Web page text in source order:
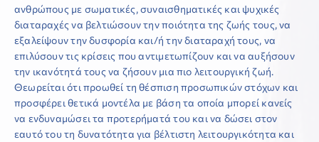
ανθρώπους με σωματικές, συναισθηματικές και ψυχικές
διαταραχές να βελτιώσουν την ποιότητα της ζωής τους, να
εξαλείψουν την δυσφορία και/ή την διαταραχή τους, να
επιλύσουν τις κρίσεις που αντιμετωπίζουν και να αυξήσουν
την ικανότητά τους να ζήσουν μια πιο λειτουργική ζωή.
Θεωρείται ότι προωθεί τη θέσπιση προσωπικών στόχων και
προσφέρει θετικά μοντέλα με βάση τα οποία μπορεί κανείς
να ενδυναμώσει τα προτερήματά του και να δώσει στον
εαυτό του τη δυνατότητα για βέλτιστη λειτουργικότητα και